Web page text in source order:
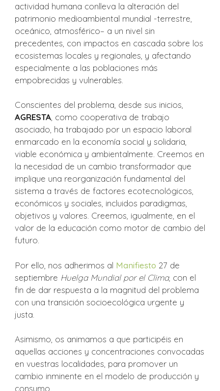
actividad humana conlleva la alteración del
patrimonio medioambiental mundial -terrestre,
oceánico, atmosférico– a un nivel sin
precedentes, con impactos en cascada sobre los
ecosistemas locales y regionales, y afectando
especialmente a las poblaciones más
empobrecidas y vulnerables.
Conscientes del problema, desde sus inicios,
AGRESTA, como cooperativa de trabajo
asociado, ha trabajado por un espacio laboral
enmarcado en la economía social y solidaria,
viable económica y ambientalmente. Creemos en
la necesidad de un cambio transformador que
implique una reorganización fundamental del
sistema a través de factores ecotecnológicos,
económicos y sociales, incluidos paradigmas,
objetivos y valores. Creemos, igualmente, en el
valor de la educación como motor de cambio del
futuro.
Por ello, nos adherimos al Manifiesto 27 de
septiembre Huelga Mundial por el Clima, con el
fin de dar respuesta a la magnitud del problema
con una transición socioecológica urgente y
justa.
Asimismo, os animamos a que participéis en
aquellas acciones y concentraciones convocadas
en vuestras localidades, para promover un
cambio inminente en el modelo de producción y
consumo.